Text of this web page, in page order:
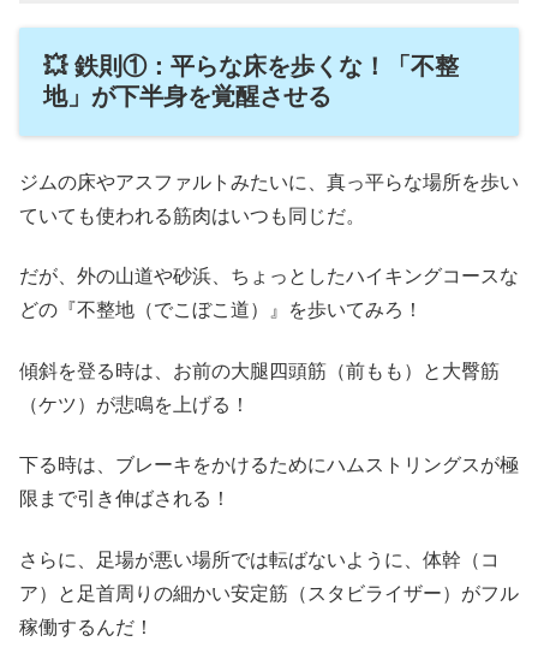
💥 鉄則①：平らな床を歩くな！「不整
地」が下半身を覚醒させる
ジムの床やアスファルトみたいに、真っ平らな場所を歩い
ていても使われる筋肉はいつも同じだ。
だが、外の山道や砂浜、ちょっとしたハイキングコースな
どの『不整地（でこぼこ道）』を歩いてみろ！
傾斜を登る時は、お前の大腿四頭筋（前もも）と大臀筋
（ケツ）が悲鳴を上げる！
下る時は、ブレーキをかけるためにハムストリングスが極
限まで引き伸ばされる！
さらに、足場が悪い場所では転ばないように、体幹（コ
ア）と足首周りの細かい安定筋（スタビライザー）がフル
稼働するんだ！